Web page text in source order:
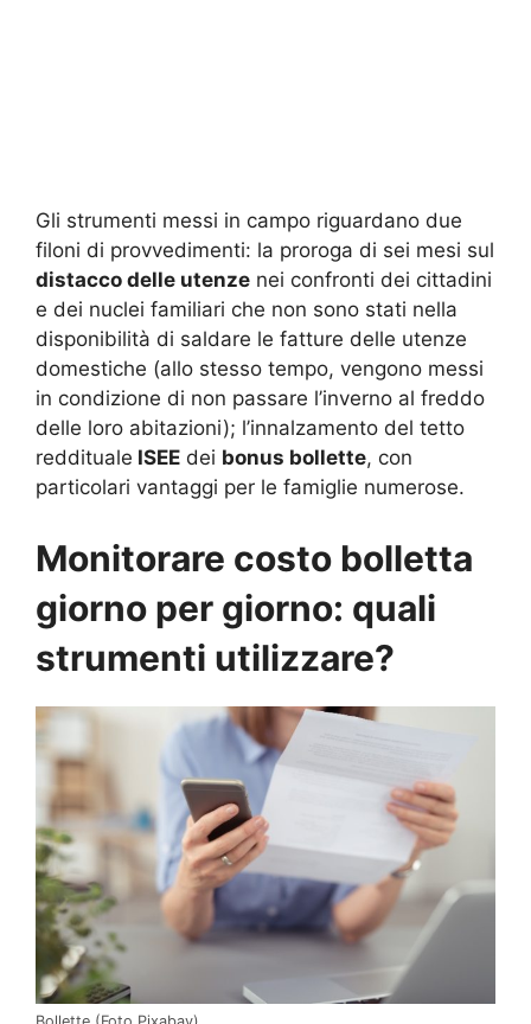
Gli strumenti messi in campo riguardano due
filoni di provvedimenti: la proroga di sei mesi sul
distacco delle utenze nei confronti dei cittadini
e dei nuclei familiari che non sono stati nella
disponibilità di saldare le fatture delle utenze
domestiche (allo stesso tempo, vengono messi
in condizione di non passare l’inverno al freddo
delle loro abitazioni); l’innalzamento del tetto
reddituale ISEE dei bonus bollette, con
particolari vantaggi per le famiglie numerose.
Monitorare costo bolletta
giorno per giorno: quali
strumenti utilizzare?